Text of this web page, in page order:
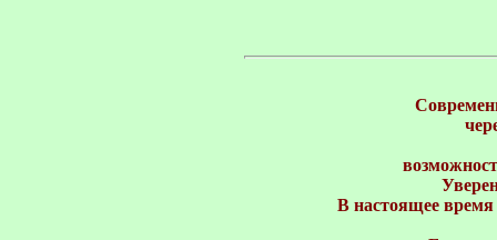
В настоящее